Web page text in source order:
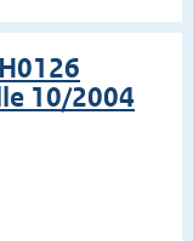
10/2004